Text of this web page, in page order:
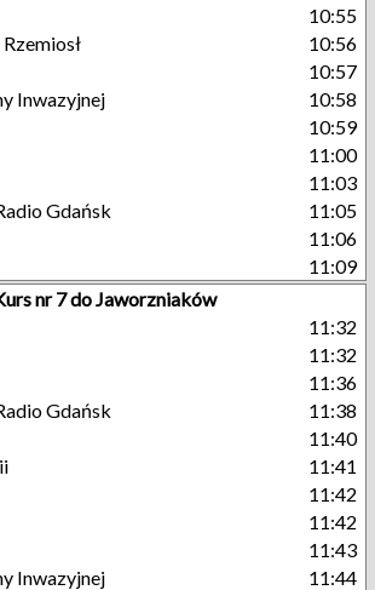
10:55
10:56
10:57
Inwazyjnej
10:58
10:59
11:00
11:03
Gdańsk
11:05
11:06
11:09
nr 7 do Jaworzniaków
11:32
11:32
11:36
Gdańsk
11:38
11:40
11:41
11:42
11:42
11:43
Inwazyjnej
11:44